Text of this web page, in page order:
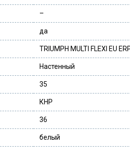
–
да
TRIUMPH MULTI FLEXI EU
Настенный
35
КНР
36
белый